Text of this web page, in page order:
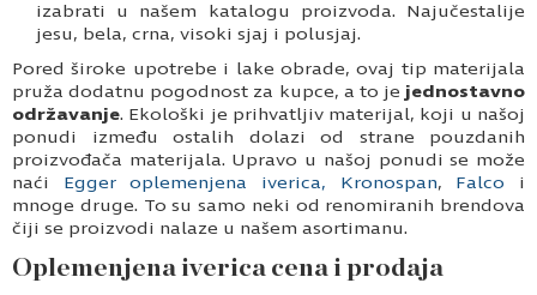
izabrati u našem katalogu proizvoda. Najučestalije
jesu, bela, crna, visoki sjaj i polusjaj.
Pored široke upotrebe i lake obrade, ovaj tip materijala
pruža dodatnu pogodnost za kupce, a to je jednostavno
održavanje. Ekološki je prihvatljiv materijal, koji u našoj
ponudi između ostalih dolazi od strane pouzdanih
proizvođača materijala. Upravo u našoj ponudi se može
naći
Egger oplemenjena iverica, Kronospan, Falco i
mnoge druge. To su samo neki od renomiranih brendova
čiji se proizvodi nalaze u našem asortimanu.
Oplemenjena iverica cena i prodaja